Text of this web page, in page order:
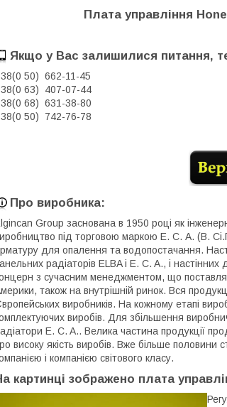
Плата управління
Якщо у Вас залишилися питання,
50) 662-11-45
63) 407-07-44
68) 631-38-80
50) 742-76-78
Про виробника:
Group заснована в 1950 році як
під торговою маркою Е. С. А. (В.
для опалення та водопостачання.
радіаторів ELBA і E. C. A., і
з сучасним менеджментом, що
також на внутрішній ринок. Вся
виробників. На кожному етапі
виробів. Для збільшення
E. C. A.. Велика частина продукції
високу якість виробів. Вже більше
і компанією світового класу.
картинці зображено плата